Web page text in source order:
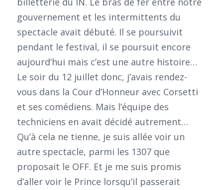
gouvernement et les intermittents du
spectacle avait débuté. Il se poursuivit
pendant le festival, il se poursuit encore
aujourd’hui mais c’est une autre histoire…
Le soir du 12 juillet donc, j’avais rendez-
vous dans la Cour d’Honneur avec Corsetti
et ses comédiens. Mais l’équipe des
techniciens en avait décidé autrement…
Qu’à cela ne tienne, je suis allée voir un
autre spectacle, parmi les 1307 que
proposait le OFF. Et je me suis promis
d’aller voir le Prince lorsqu’il passerait